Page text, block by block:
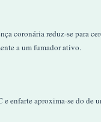
coronária reduz-se para
a um fumador ativo.
e enfarte aproxima-se do de